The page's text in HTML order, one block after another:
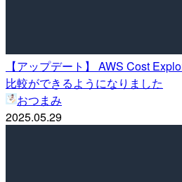
【アップデート】 AWS Cost
比較ができるようになりました
おつまみ
2025.05.29